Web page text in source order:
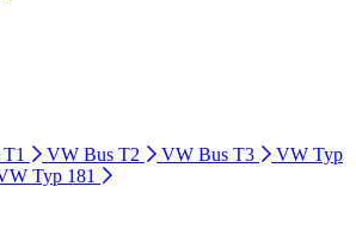
VW Bus T2 VW Bus T3
VW Typ
Typ 181